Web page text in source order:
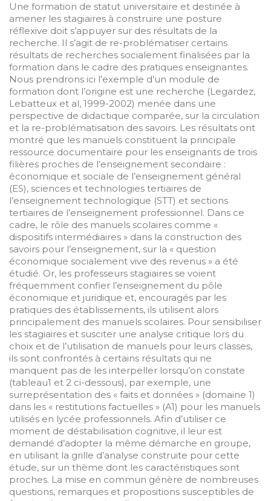
Une formation de statut universitaire et destinée à
amener les stagiaires à construire une posture
réflexive doit s’appuyer sur des résultats de la
recherche. Il s’agit de re-problématiser certains
résultats de recherches socialement finalisées par la
formation dans le cadre des pratiques enseignantes.
Nous prendrons ici l’exemple d’un module de
formation dont l’origine est une recherche (Legardez,
Lebatteux et al, 1999-2002) menée dans une
perspective de didactique comparée, sur la circulation
et la re-problématisation des savoirs. Les résultats ont
montré que les manuels constituent la principale
ressource documentaire pour les enseignants de trois
filières proches de l’enseignement secondaire :
économique et sociale de l’enseignement général
(ES), sciences et technologies tertiaires de
l’enseignement technologique (STT) et sections
tertiaires de l’enseignement professionnel. Dans ce
cadre, le rôle des manuels scolaires comme «
dispositifs intermédiaires » dans la construction des
savoirs pour l’enseignement, sur la « question
économique socialement vive des revenus » a été
étudié. Or, les professeurs stagiaires se voient
fréquemment confier l’enseignement du pôle
économique et juridique et, encouragés par les
pratiques des établissements, ils utilisent alors
principalement des manuels scolaires. Pour sensibiliser
les stagiaires et susciter une analyse critique lors du
choix et de l’utilisation de manuels pour leurs classes,
ils sont confrontés à certains résultats qui ne
manquent pas de les interpeller lorsqu’on constate
(tableau1 et 2 ci-dessous), par exemple, une
surreprésentation des « faits et données » (domaine 1)
dans les « restitutions factuelles » (A1) pour les manuels
utilisés en lycée professionnels. Afin d’utiliser ce
moment de déstabilisation cognitive, il leur est
demandé d’adopter la même démarche en groupe,
en utilisant la grille d’analyse construite pour cette
étude, sur un thème dont les caractéristiques sont
proches. La mise en commun génère de nombreuses
questions, remarques et propositions susceptibles de